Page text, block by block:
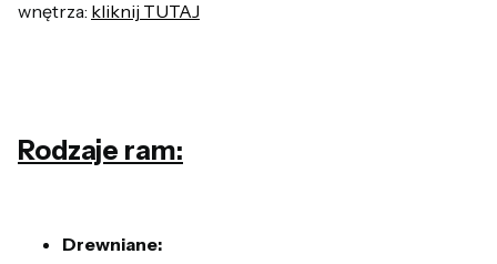
wnętrza: kliknij TUTAJ
Rodzaje ram:
Drewniane: